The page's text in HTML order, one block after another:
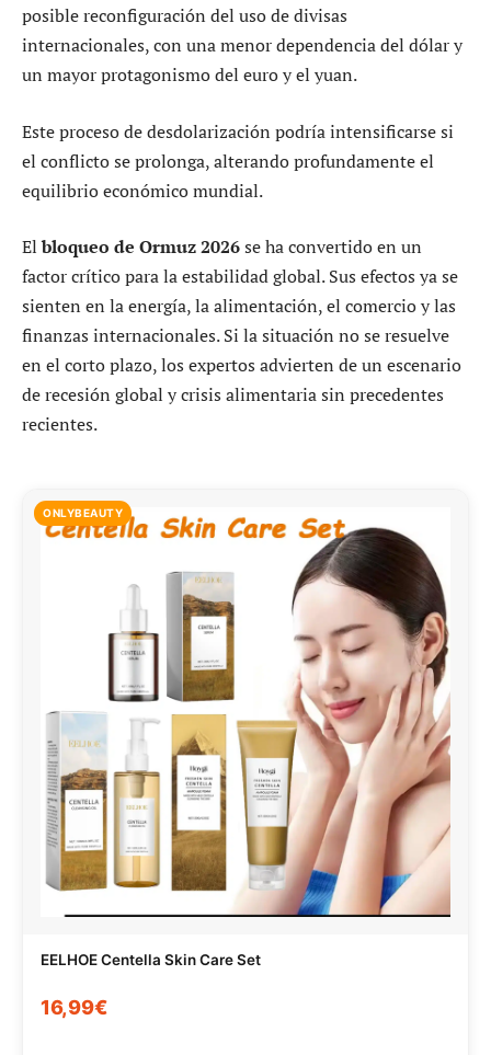
posible reconfiguración del uso de divisas
internacionales, con una menor dependencia del dólar y
un mayor protagonismo del euro y el yuan.
Este proceso de desdolarización podría intensificarse si
el conflicto se prolonga, alterando profundamente el
equilibrio económico mundial.
Elbloqueo de Ormuz 2026se ha convertido en un
factor crítico para la estabilidad global. Sus efectos ya se
sienten en la energía, la alimentación, el comercio y las
finanzas internacionales. Si la situación no se resuelve
en el corto plazo, los expertos advierten de un escenario
de recesión global y crisis alimentaria sin precedentes
recientes.
ONLYBEAUTY
EELHOE Centella Skin Care Set
16,99€